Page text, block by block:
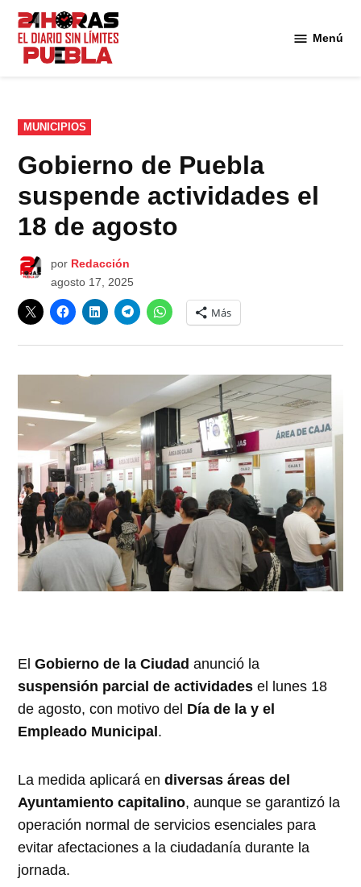
Saltar
contenido
Menú
PUBLICADO
EN
MUNICIPIOS
Gobierno de Puebla
suspende actividades el
18 de agosto
por Redacción
agosto 17, 2025
Más
ElGobierno de la Ciudad anunció la
suspensión parcial de actividades el lunes 18
de agosto, con motivo del Día de la y el
Empleado Municipal.
La medida aplicará endiversas áreas del
Ayuntamiento capitalino, aunque se garantizó la
operación normal de servicios esenciales para
evitar afectaciones a la ciudadanía durante la
jornada.